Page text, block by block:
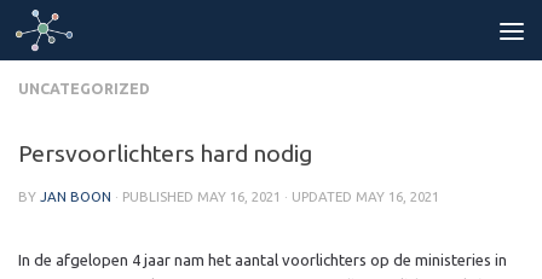
Skip to content
UNCATEGORIZED
Persvoorlichters hard nodig
BY JAN BOON · PUBLISHED MAY 16, 2021 · UPDATED MAY 16, 2021
In de afgelopen 4 jaar nam het aantal voorlichters op de ministeries in